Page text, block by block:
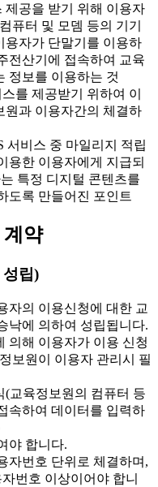
공을 받기 위해 이용자
퓨터 및 모뎀 등의 기기
자가 단말기를 이용하
전산기에 접속하여 교육
정보를 이용하는 것
를 제공받기 위하여 이
원과 이용자간의 체결하
서비스 중 마일리지 적립
용한 이용자에게 지급되
특정 디지털 콘텐츠를
도록 만들어진 포인트
계약
립)
자의 이용신청에 대한 교
낙에 의하여 성립됩니다.
의해 이용자가 이용 신청
보원이 이용자 관리시 필
(교육정보원의 컴퓨터 등
속하여 데이터를 입력하
야 합니다.
자번호 단위로 체결하며,
번호 이상이어야 합니